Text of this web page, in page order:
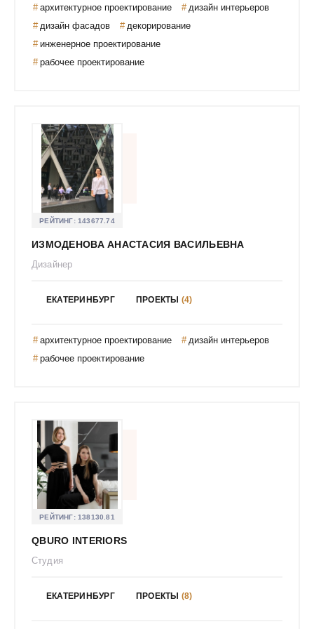
Герасимов Владимир Юрьевич
Гилева Ксения
Гильдебрандт Андрей Иванович
Гирская Олеся Викторовна
Гольмер Анастасия Владимировна
Гончарова Вероника Константиновна
Гордеева Дарья Владимировна
Гордеева Наталья Сергеевна
Гороховодацкая Екатерина
Григорий Пирогов
Гринь Яна Анатольевна
Группа "MAS"
Гусева Анна Михайловна
ДРИМТИМ
Давыдова Виктория Александровна
Давыдова Марина Олеговна
Дарьяна Гурьева
Двинина Анна Дмитриевна
Дизайн Бюро Марсала
архитектурное проектирование
дизайн интерьеров
дизайн фасадов
декорирование
инженерное проектирование
рабочее проектирование
РЕЙТИНГ: 143677.74
ИЗМОДЕНОВА АНАСТАСИЯ ВАСИЛЬЕВНА
Дизайнер
ЕКАТЕРИНБУРГ ПРОЕКТЫ (4)
архитектурное проектирование
дизайн интерьеров
рабочее проектирование
РЕЙТИНГ: 138130.81
QBURO INTERIORS
Студия
ЕКАТЕРИНБУРГ ПРОЕКТЫ (8)